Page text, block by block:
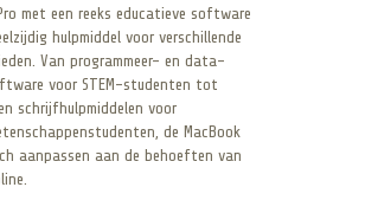
met een reeks educatieve software
hulpmiddel voor verschillende
Van programmeer- en data-
voor STEM-studenten tot
schrijfhulpmiddelen voor
de MacBook
aanpassen aan de behoeften van